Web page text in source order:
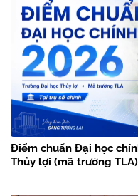
Điểm chuẩn Đại học
Thủy lợi (mã trường TLA)